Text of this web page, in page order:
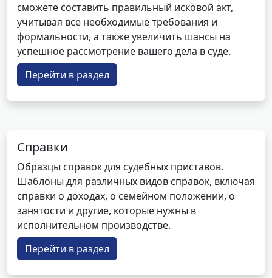
сможете составить правильный исковой акт,
учитывая все необходимые требования и
формальности, а также увеличить шансы на
успешное рассмотрение вашего дела в суде.
Перейти в раздел
Справки
Образцы справок для судебных приставов.
Шаблоны для различных видов справок, включая
справки о доходах, о семейном положении, о
занятости и другие, которые нужны в
исполнительном производстве.
Перейти в раздел